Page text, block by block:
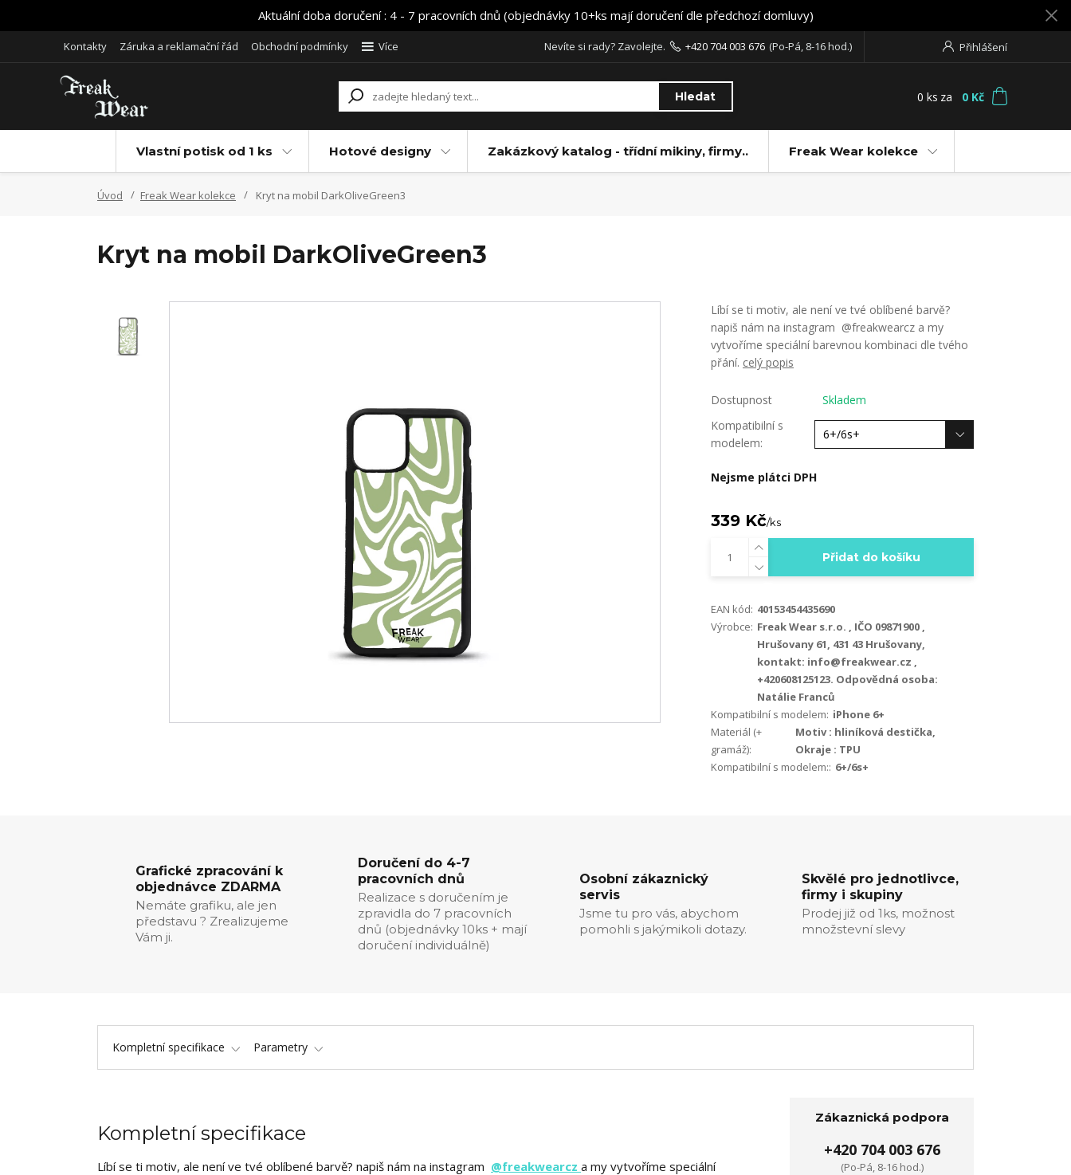
Aktuální doba doručení : 4 - 7 pracovních dnů (objednávky 10+ks mají doručení dle předchozí domluvy)
Kontakty Záruka a reklamační řád Obchodní podmínky Více Přihlášení
Hledat
Nevíte si rady? Zavolejte. +420 704 003 676 (Po-Pá, 8-16 hod.)
0 ks za 0 Kč
Vlastní potisk od 1 ks Hotové designy Zakázkový katalog - třídní mikiny, firmy.. Freak Wear kolekce
Úvod Freak Wear kolekce Kryt na mobil DarkOliveGreen3
Kryt na mobil DarkOliveGreen3
Líbí se ti motiv, ale není ve tvé oblíbené barvě?
napiš nám na instagram @freakwearcz a my
vytvoříme speciální barevnou kombinaci dle tvého
přání. celý popis
Dostupnost
Skladem
Kompatibilní s
modelem:
Nejsme plátci DPH
339 Kč/ks
Přidat do košíku
EAN kód: 40153454435690
Výrobce: Freak Wear s.r.o. , IČO 09871900 ,
Hrušovany 61, 431 43 Hrušovany,
kontakt: info@freakwear.cz ,
+420608125123. Odpovědná osoba:
Natálie Franců
Kompatibilní s modelem: iPhone 6+
Materiál (+
gramáž):
Motiv : hliníková destička,
Okraje : TPU
Kompatibilní s modelem:: 6+/6s+
Grafické zpracování k
objednávce ZDARMA
Nemáte grafiku, ale jen
představu ? Zrealizujeme
Vám ji.
Doručení do 4-7
pracovních dnů
Realizace s doručením je
zpravidla do 7 pracovních
dnů (objednávky 10ks + mají
doručení individuálně)
Osobní zákaznický
servis
Jsme tu pro vás, abychom
pomohli s jakýmikoli dotazy.
Skvělé pro jednotlivce,
firmy i skupiny
Prodej již od 1ks, možnost
množstevní slevy
Kompletní specifikace Parametry
Kompletní specifikace
Líbí se ti motiv, ale není ve tvé oblíbené barvě? napiš nám na instagram @freakwearcz a my vytvoříme speciální
Zákaznická podpora
+420 704 003 676
(Po-Pá, 8-16 hod.)